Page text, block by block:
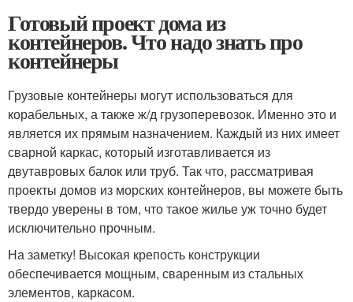
Готовый проект дома из
контейнеров. Что надо знать про
контейнеры
Грузовые контейнеры могут использоваться для
корабельных, а также ж/д грузоперевозок. Именно это и
является их прямым назначением. Каждый из них имеет
сварной каркас, который изготавливается из
двутавровых балок или труб. Так что, рассматривая
проекты домов из морских контейнеров, вы можете быть
твердо уверены в том, что такое жилье уж точно будет
исключительно прочным.
На заметку! Высокая крепость конструкции
обеспечивается мощным, сваренным из стальных
элементов, каркасом.